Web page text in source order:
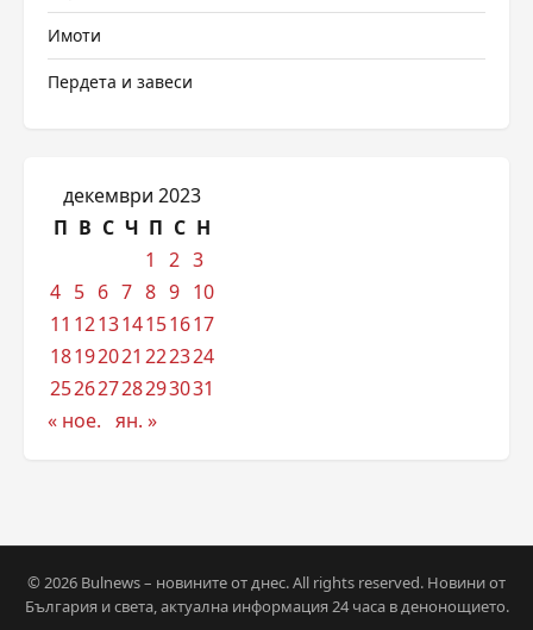
Имоти
Пердета и завеси
декември 2023
П В С Ч П С Н
1
2 3
4 5 6 7 8 9 10
11 121314151617
18192021 222324
25262728293031
« ное. ян. »
© 2026 Bulnews – новините от днес. All rights reserved. Новини от
България и света, актуална информация 24 часа в денонощието.